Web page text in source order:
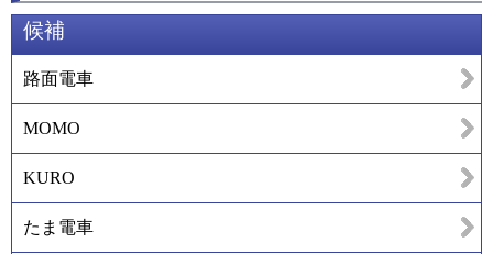
候補
路面電車
MOMO
KURO
たま電車